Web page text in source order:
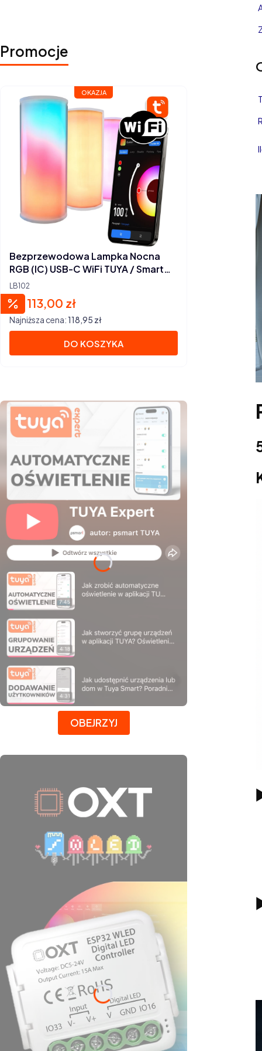
Promocje
OKAZJA
LB102
Bezprzewodowa Lampka Nocna
RGB (IC) USB-C WiFi TUYA / Smart
Life
Cena promocyjna
113,00 zł
Najniższa cena:118,95 zł
DO KOSZYKA
Naciśnij Enter lub spację, aby otworzyć stronę.
OBEJRZYJ